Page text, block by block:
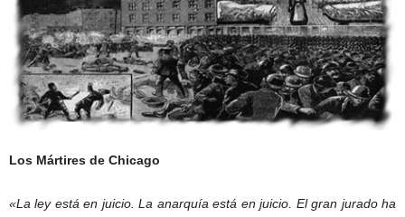
Los Mártires de Chicago
«La ley está en juicio. La anarquía está en juicio. El gran jurado ha